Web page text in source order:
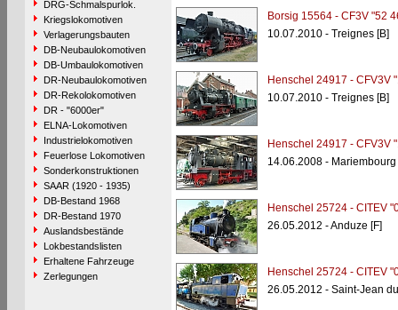
DRG-Schmalspurlok.
Kriegslokomotiven
Verlagerungsbauten
DB-Neubaulokomotiven
DB-Umbaulokomotiven
DR-Neubaulokomotiven
DR-Rekolokomotiven
DR - "6000er"
ELNA-Lokomotiven
Industrielokomotiven
Feuerlose Lokomotiven
Sonderkonstruktionen
SAAR (1920 - 1935)
DB-Bestand 1968
DR-Bestand 1970
Auslandsbestände
Lokbestandslisten
Erhaltene Fahrzeuge
Zerlegungen
Borsig 15564 - CF3V "52
10.07.2010 - Treignes [B]
Henschel 24917 - CFV3V
10.07.2010 - Treignes [B]
Henschel 24917 - CFV3V
14.06.2008 - Mariembourg
Henschel 25724 - CITEV
26.05.2012 - Anduze [F]
Henschel 25724 - CITEV
26.05.2012 - Saint-Jean